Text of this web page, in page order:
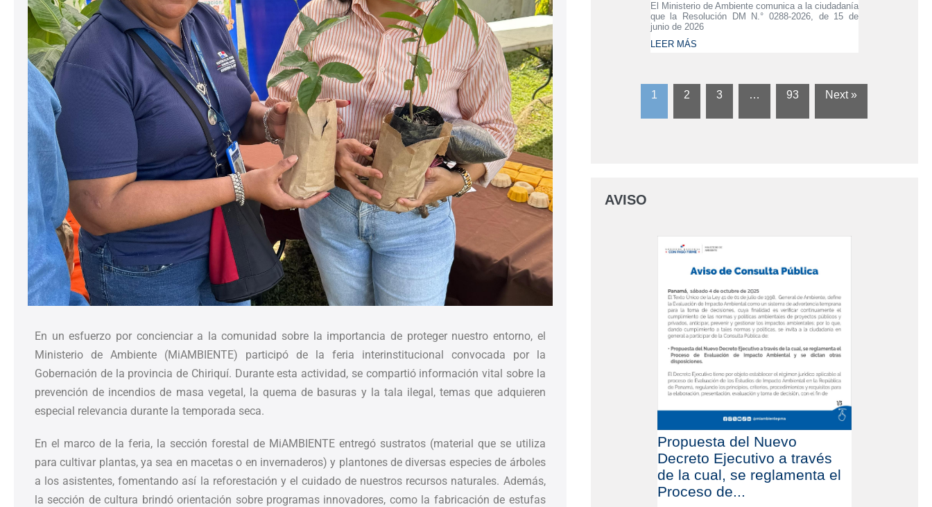
En un esfuerzo por concienciar a la comunidad sobre la importancia de proteger nuestro entorno, el
Ministerio de Ambiente (MiAMBIENTE) participó de la feria interinstitucional convocada por la
Gobernación de la provincia de Chiriquí. Durante esta actividad, se compartió información vital sobre la
prevención de incendios de masa vegetal, la quema de basuras y la tala ilegal, temas que adquieren
especial relevancia durante la temporada seca.
En el marco de la feria, la sección forestal de MiAMBIENTE entregó sustratos (material que se utiliza
para cultivar plantas, ya sea en macetas o en invernaderos) y plantones de diversas especies de árboles
a los asistentes, fomentando así la reforestación y el cuidado de nuestros recursos naturales. Además,
la sección de cultura brindó orientación sobre programas innovadores, como la fabricación de estufas
El Ministerio de Ambiente comunica a la ciudadanía
que la Resolución DM N.° 0288-2026, de 15 de
junio de 2026
LEER MÁS
1 2 3 … 93 Next »
AVISO
Propuesta del Nuevo
Decreto Ejecutivo a través
de la cual, se reglamenta el
Proceso de...